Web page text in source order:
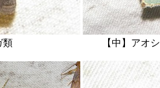
キガ類 【中】アオ